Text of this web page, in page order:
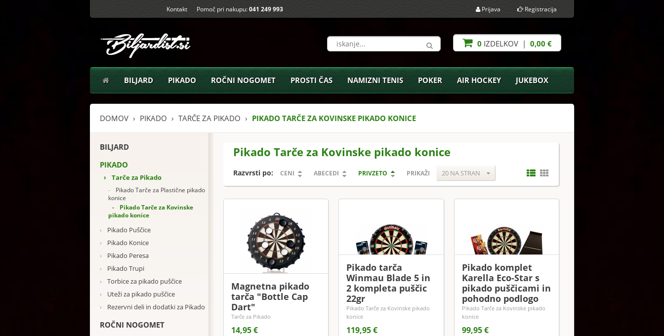
Kontakt Pomoč pri nakupu:041 249 993 Prijava Registracija
0 IZDELKOV | 0,00 €
BILJARD PIKADO ROČNI NOGOMET PROSTI ČAS NAMIZNI TENIS POKER AIR HOCKEY JUKEBOX
DOMOV PIKADO TARČE ZA PIKADO PIKADO TARČE ZA KOVINSKE PIKADO KONICE
BILJARD
PIKADO
› Tarče za Pikado
-
Pikado Tarče za Plastične pikado
konice
-
Pikado Tarče za Kovinske
pikado konice
›
Pikado Puščice
›
Pikado Konice
›
Pikado Peresa
›
Pikado Trupi
›
Torbice za pikado puščice
›
Uteži za pikado puščice
›
Rezervni deli in dodatki za Pikado
ROČNI NOGOMET
Pikado Tarče za Kovinske pikado konice
Razvrsti po: CENI ABECEDI PRIVZETO PRIKAŽI 20 NA STRAN
Magnetna pikado
tarča "Bottle Cap
Dart"
Tarče za Pikado
14,95 €
Pikado tarča
Winmau Blade 5 in
2 kompleta puščic
22gr
Pikado Tarče za Kovinske pikado
konice
119,95 €
Pikado komplet
Karella Eco-Star s
pikado puščicami in
pohodno podlogo
Pikado Tarče za Kovinske pikado
konice
99,95 €